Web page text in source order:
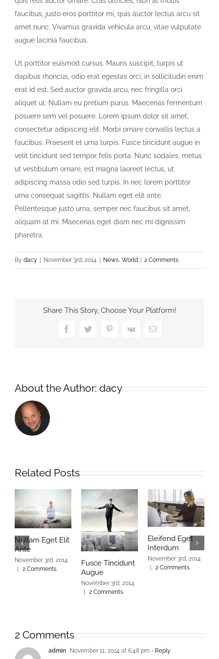
faucibus, justo eros porttitor mi, quis auctor lectus arcu sit
amet nunc. Vivamus gravida vehicula arcu, vitae vulputate
augue lacinia faucibus.
Ut porttitor euismod cursus. Mauris suscipit, turpis ut
dapibus rhoncus, odio erat egestas orci, in sollicitudin enim
erat id est. Sed auctor gravida arcu, nec fringilla orci
aliquet ut. Nullam eu pretium purus. Maecenas fermentum
posuere sem vel posuere. Lorem ipsum dolor sit amet,
consectetur adipiscing elit. Morbi ornare convallis lectus a
faucibus. Praesent et urna turpis. Fusce tincidunt augue in
velit tincidunt sed tempor felis porta. Nunc sodales, metus
ut vestibulum ornare, est magna laoreet lectus, ut
adipiscing massa odio sed turpis. In nec lorem porttitor
urna consequat sagittis. Nullam eget elit ante.
Pellentesque justo urna, semper nec faucibus sit amet,
aliquam at mi. Maecenas eget diam nec mi dignissim
pharetra.
By dacy | November 3rd, 2014 | News World | 2 Comments
Share This Story, Choose Your Platform!
FacebookTwitter PinterestVk Email
About the Author: dacy
Related Posts
Nullam Eget Elit
Ante
November 3rd, 2014
2 Comments
Fusce Tincidunt
Augue
November 3rd, 2014
2 Comments
Eleifend Eget
Interdum
November 3rd, 2014
2 Comments
2 Comments
admin November 11, 2014 at 6:48 pm - Reply